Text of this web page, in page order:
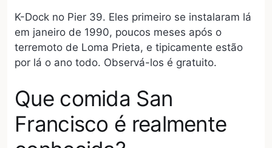
K-Dock no Pier 39. Eles primeiro se instalaram lá
em janeiro de 1990, poucos meses após o
terremoto de Loma Prieta, e tipicamente estão
por lá o ano todo. Observá-los é gratuito.
Que comida San
Francisco é realmente